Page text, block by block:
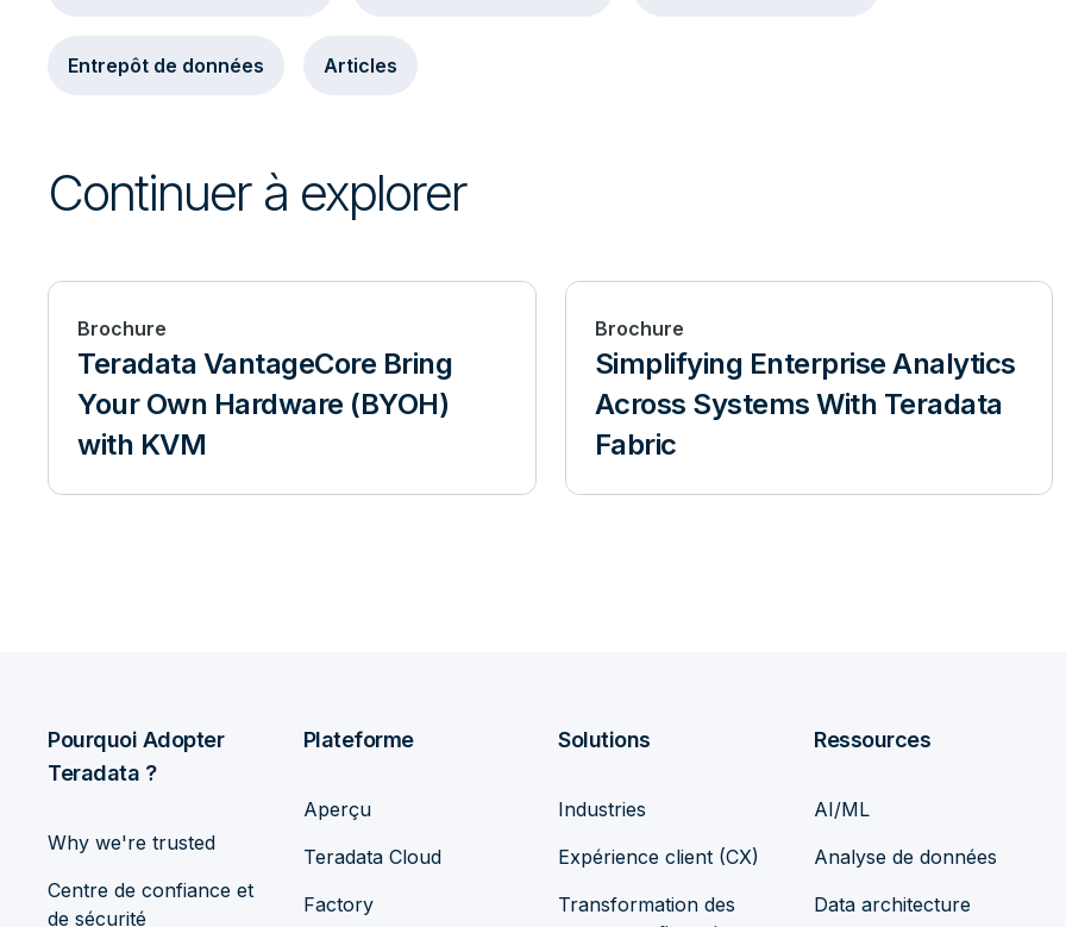
Entrepôt de données Articles
Continuer à explorer
Brochure
Teradata VantageCore Bring
Your Own Hardware (BYOH)
with KVM
Brochure
Simplifying Enterprise Analytics
Across Systems With Teradata
Fabric
Pourquoi Adopter
Teradata ?
Why we're trusted
Centre de confiance et
de sécurité
Plateforme
Aperçu
Teradata Cloud
Factory
Solutions
Industries
Expérience client (CX)
Transformation des
Ressources
AI/ML
Analyse de données
Data architecture